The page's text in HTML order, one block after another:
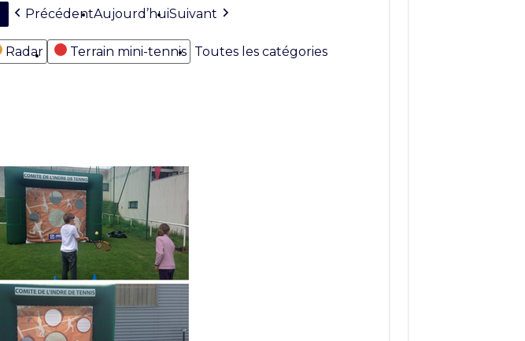
PrécédentAujourd’huiSuivant
Radar Terrain mini-tennis Toutes les catégories